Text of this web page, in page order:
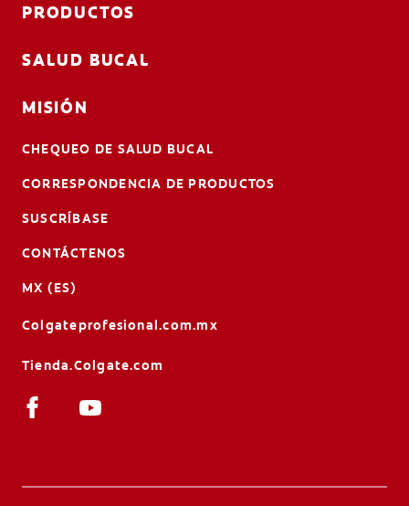
PRODUCTOS
SALUD BUCAL
MISIÓN
CHEQUEO DE SALUD BUCAL
CORRESPONDENCIA DE PRODUCTOS
SUSCRÍBASE
CONTÁCTENOS
MX (ES)
Colgateprofesional.com.mx
Tienda.Colgate.com